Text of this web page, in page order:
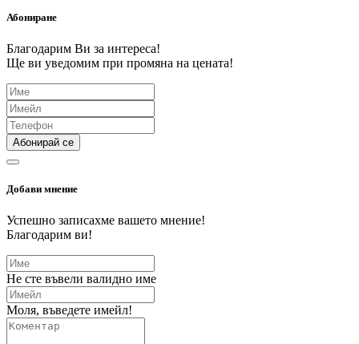
Абониране
Благодарим Ви за интереса!
Ще ви уведомим при промяна на цената!
Абонирай се
Добави мнение
Успешно записахме вашето мнение!
Благодарим ви!
Не сте въвели валидно име
Моля, въведете имейл!